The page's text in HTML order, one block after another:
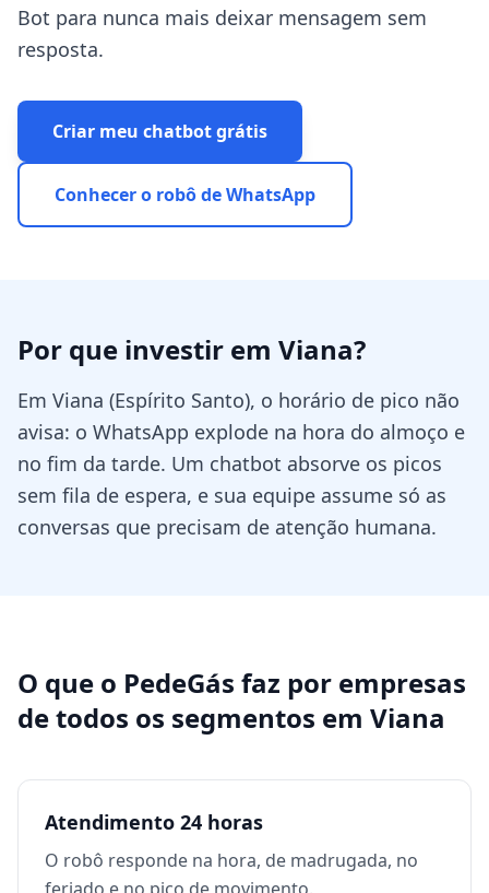
Bot para nunca mais deixar mensagem sem
resposta.
Criar meu chatbot grátis
Conhecer o robô de WhatsApp
Por que investir em Viana?
Em Viana (Espírito Santo), o horário de pico não
avisa: o WhatsApp explode na hora do almoço e
no fim da tarde. Um chatbot absorve os picos
sem fila de espera, e sua equipe assume só as
conversas que precisam de atenção humana.
O que o PedeGás faz por empresas
de todos os segmentos em Viana
Atendimento 24 horas
O robô responde na hora, de madrugada, no